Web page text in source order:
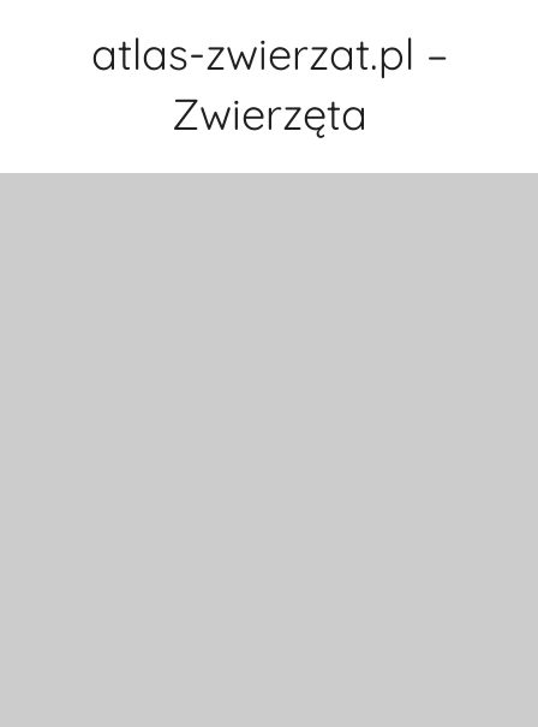
atlas-zwierzat.pl –
Zwierzęta